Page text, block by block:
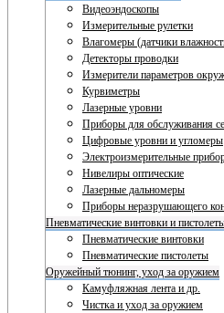
Видеоэндоскопы
Измерительные рулетки
Влагомеры (датчики
Детекторы проводки
Измерители параметров
Курвиметры
Лазерные уровни
Приборы для обслуживания
Цифровые уровни и угломеры
Электроизмерительные
Нивелиры оптические
Лазерные дальномеры
Приборы неразрушающего
Пневматические винтовки и
Пневматические винтовки
Пневматические пистолеты
Оружейный тюнинг, уход за оружием
Камуфляжная лента и др.
Чистка и уход за оружием